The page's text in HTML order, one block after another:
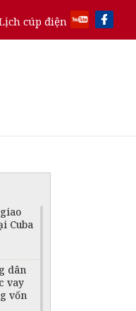
cúp điện
Cuba
dân
vay
vốn